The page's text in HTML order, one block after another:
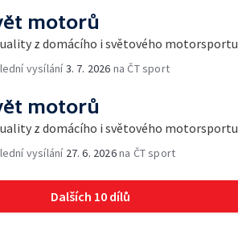
motorů
z domácího i světového motorsportu
vysílání3. 7. 2026 na ČT sport
motorů
z domácího i světového motorsportu
vysílání 27. 6. 2026na ČT sport
Dalších 10 dílů